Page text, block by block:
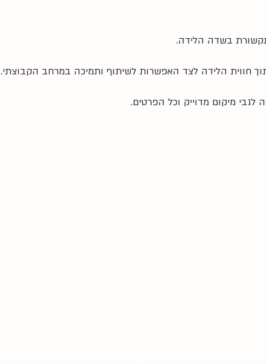
חווית הלידה לצד האפשרות לשיתוף ותמיכה במרחב הקבוצתי.
מיקום מדוייק וכל הפרטים.